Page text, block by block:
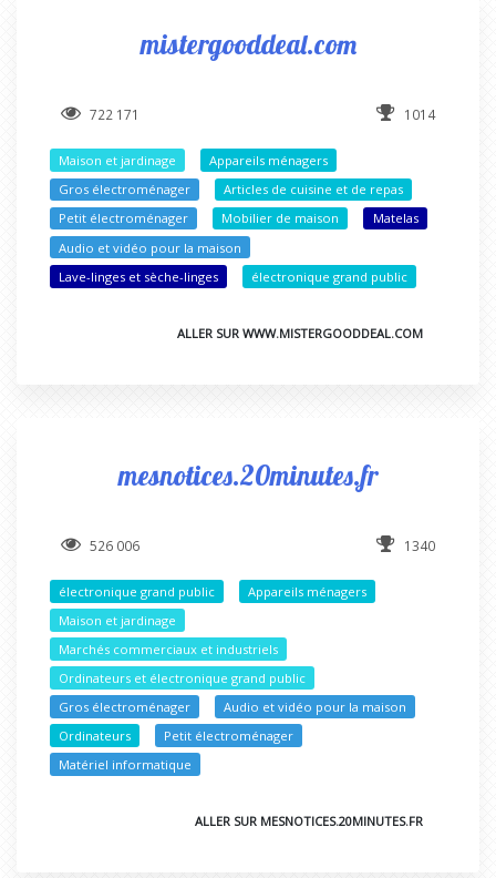
mistergooddeal.com
722 171 1014
Maison et jardinage
Appareils ménagers
Gros électroménager
Articles de cuisine et de repas
Petit électroménager
Mobilier de maison
Matelas
Audio et vidéo pour la maison
Lave-linges et sèche-linges
électronique grand public
ALLER SUR WWW.MISTERGOODDEAL.COM
mesnotices.20minutes.fr
526 006 1340
électronique grand public
Appareils ménagers
Maison et jardinage
Marchés commerciaux et industriels
Ordinateurs et électronique grand public
Gros électroménager
Audio et vidéo pour la maison
Ordinateurs
Petit électroménager
Matériel informatique
ALLER SUR MESNOTICES.20MINUTES.FR